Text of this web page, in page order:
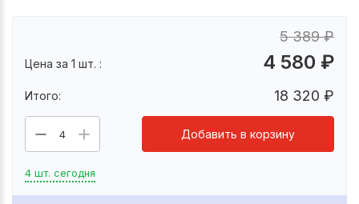
Цена за 1 шт. :
5 389₽
4 580 ₽
Итого: 18 320 ₽
4 Добавить в корзину
4 шт. сегодня